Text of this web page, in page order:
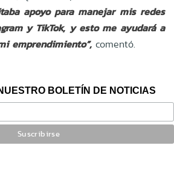
apoyo para manejar mis redes
y TikTok, y esto me ayudará a
emprendimiento”, comentó.
BOLETÍN DE NOTICIAS